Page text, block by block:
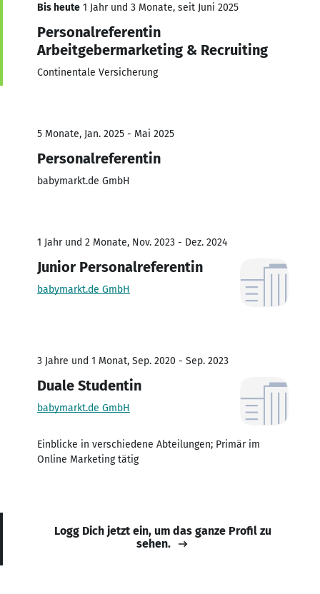
Bis heute 1 Jahr und 3 Monate, seit Juni 2025
Personalreferentin
Arbeitgebermarketing & Recruiting
Continentale Versicherung
5 Monate, Jan. 2025 - Mai 2025
Personalreferentin
babymarkt.de GmbH
1 Jahr und 2 Monate, Nov. 2023 - Dez. 2024
Junior Personalreferentin
babymarkt.de GmbH
3 Jahre und 1 Monat, Sep. 2020 - Sep. 2023
Duale Studentin
babymarkt.de GmbH
Einblicke in verschiedene Abteilungen; Primär im
Online Marketing tätig
Logg Dich jetzt ein, um das ganze Profil zu
sehen.